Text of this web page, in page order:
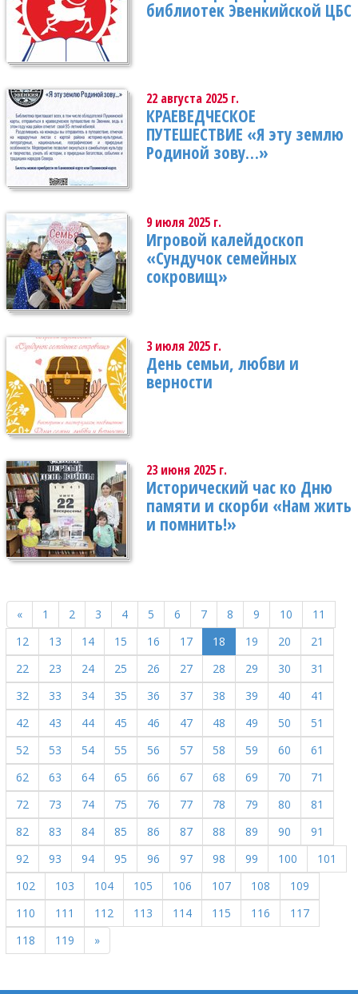
библиотек Эвенкийской ЦБС
22 августа 2025 г.
КРАЕВЕДЧЕСКОЕ
ПУТЕШЕСТВИЕ «Я эту землю
Родиной зову…»
9 июля 2025 г.
Игровой калейдоскоп
«Сундучок семейных
сокровищ»
3 июля 2025 г.
День семьи, любви и
верности
23 июня 2025 г.
Исторический час ко Дню
памяти и скорби «Нам жить
и помнить!»
« 1 2 3 4 5 6 7 8 9 10
11
12
13 14 15 16 17 18 19 20
21
22
23 24 25 26 27 28 29 30
31
32
33 34 35 36 37 38 39 40
41
42
43 44 45 46 47 48 49 50
51
52
53 54 55 56 57 58 59 60
61
62
63 64 65 66 67 68 69 70
71
72
73 74 75 76 77 78 79 80
81
82
83 84 85 86 87 88 89 90
91
92
93 94 95 96 97 98 99 100
101
102
103 104 105 106 107 108
109
110
111 112 113 114 115 116
117
118
119 »